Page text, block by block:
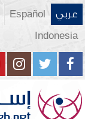
عربي Español
Indonesia